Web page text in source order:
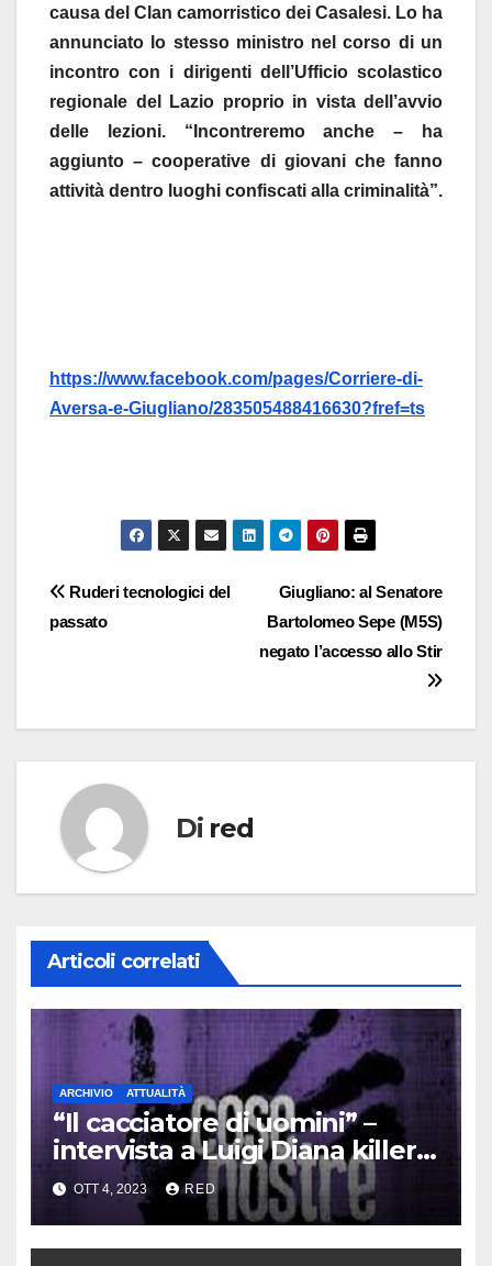
causa del Clan camorristico dei Casalesi. Lo ha
annunciato lo stesso ministro nel corso di un
incontro con i dirigenti dell’Ufficio scolastico
regionale del Lazio proprio in vista dell’avvio
delle lezioni. “Incontreremo anche – ha
aggiunto – cooperative di giovani che fanno
attività dentro luoghi confiscati alla criminalità”.
https://www.facebook.com/pages/Corriere-di-
Aversa-e-Giugliano/283505488416630?fref=ts
Navigazione
articoli
Giugliano: al Senatore
Bartolomeo Sepe (M5S)
negato l’accesso allo Stir
Ruderi tecnologici del
passato
Di red
Articoli correlati
ARCHIVIO ATTUALITÀ
“Il cacciatore di uomini” –
intervista a Luigi Diana killer
dei Casalesi
OTT 4, 2023 RED